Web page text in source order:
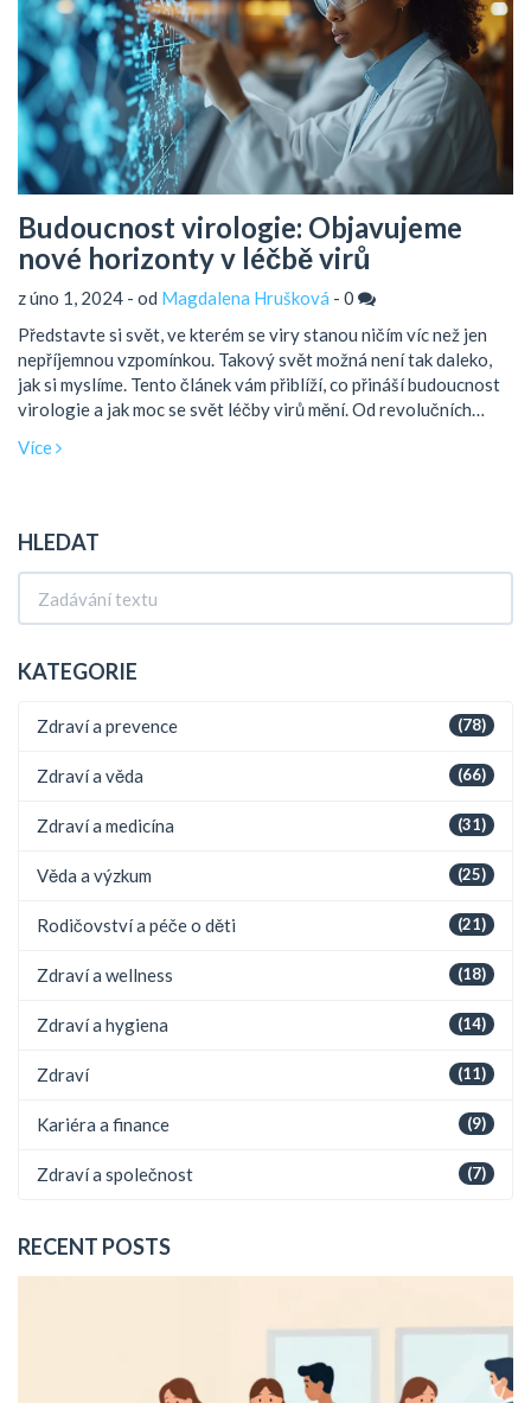
Budoucnost virologie: Objavujeme
nové horizonty v léčbě virů
z úno 1, 2024 - od Magdalena Hrušková - 0
Představte si svět, ve kterém se viry stanou ničím víc než jen
nepříjemnou vzpomínkou. Takový svět možná není tak daleko,
jak si myslíme. Tento článek vám přiblíží, co přináší budoucnost
virologie a jak moc se svět léčby virů mění. Od revolučních
Prozkoumáme, jak věda a technologie transformují způsob,
Více
HLEDAT
KATEGORIE
(78)
Zdraví a prevence
(66)
Zdraví a věda
(31)
Zdraví a medicína
(25)
Věda a výzkum
(21)
Rodičovství a péče o děti
(18)
Zdraví a wellness
(14)
Zdraví a hygiena
(11)
Zdraví
(9)
Kariéra a finance
(7)
Zdraví a společnost
RECENT POSTS